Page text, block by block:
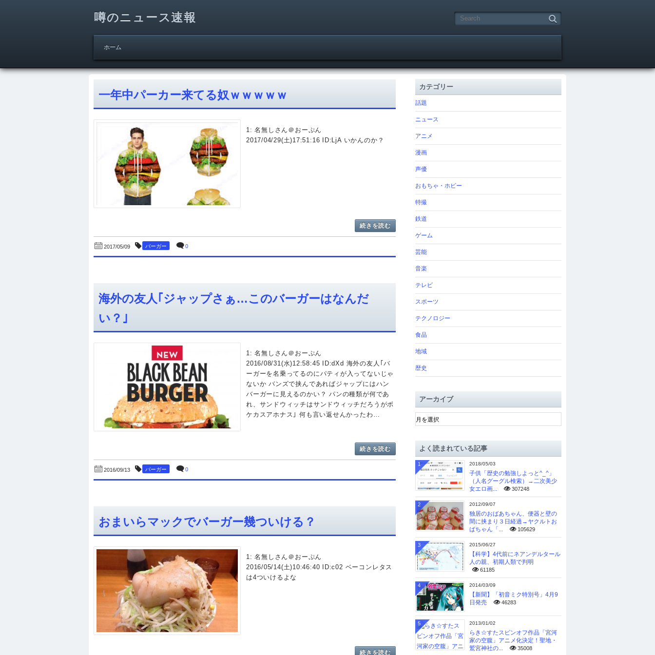
噂のニュース速報
ホーム
一年中パーカー来てる奴ｗｗｗｗｗ
1: 名無しさん＠おーぷん
2017/04/29(土)17:51:16 ID:LjA いかんのか？
続きを読む
2017/05/09 バーガー 0
海外の友人｢ジャップさぁ…このバーガーはなんだ
い？｣
1: 名無しさん＠おーぷん
2016/08/31(水)12:58:45 ID:dXd 海外の友人｢バ
ーガーを名乗ってるのにパティが入ってないじゃ
ないか バンズで挟んであればジャップにはハン
バーガーに見えるのかい？ パンの種類が何であ
れ、サンドウィッチはサンドウィッチだろうがボ
ケカスアホナス｣ 何も言い返せんかったわ…
続きを読む
2016/09/13 バーガー 0
おまいらマックでバーガー幾ついける？
1: 名無しさん＠おーぷん
2016/05/14(土)10:46:40 ID:c02 ベーコンレタス
は4ついけるよな
続きを読む
カテゴリー
話題
ニュース
アニメ
漫画
声優
おもちゃ・ホビー
特撮
鉄道
ゲーム
芸能
音楽
テレビ
スポーツ
テクノロジー
食品
地域
歴史
アーカイブ
ア
ー
ブよく読まれている記事
2018/05/03
子供「歴史の勉強しよっと^_^」
（人名グーグル検索）→二次美少
女エロ画...
307248
1
2012/09/07
独居のおばあちゃん、便器と壁の
間に挟まり３日経過→ヤクルトお
ばちゃん「...
105629
2
2015/06/27
【科学】4代前にネアンデルタール
人の親、初期人類で判明
61185
3
2014/03/09
【新聞】「初音ミク特別号」4月9
日発売
46283
4
2013/01/02
らき☆すたスピンオフ作品「宮河
家の空腹」アニメ化決定！聖地・
鷲宮神社の...
35008
5